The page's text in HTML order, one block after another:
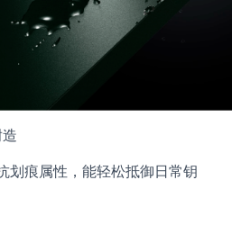
划痕属性，能轻松抵御日常钥